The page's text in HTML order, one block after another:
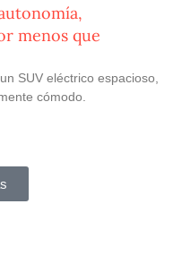
menos que
SUV eléctrico espacioso,
cómodo.